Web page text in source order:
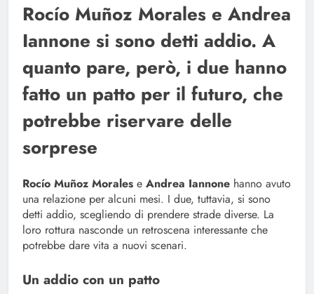
Rocío Muñoz Morales e Andrea
Iannone si sono detti addio. A
quanto pare, però, i due hanno
fatto un patto per il futuro, che
potrebbe riservare delle
sorprese
Rocío Muñoz Morales e Andrea Iannone hanno avuto
una relazione per alcuni mesi. I due, tuttavia, si sono
detti addio, scegliendo di prendere strade diverse. La
loro rottura nasconde un retroscena interessante che
potrebbe dare vita a nuovi scenari.
Un addio con un patto